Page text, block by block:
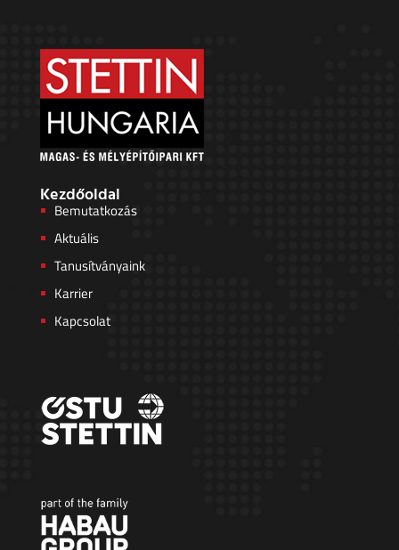
Kezdőoldal
Bemutatkozás
Aktuális
Tanusítványaink
Karrier
Kapcsolat